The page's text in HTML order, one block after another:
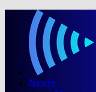
Newsy